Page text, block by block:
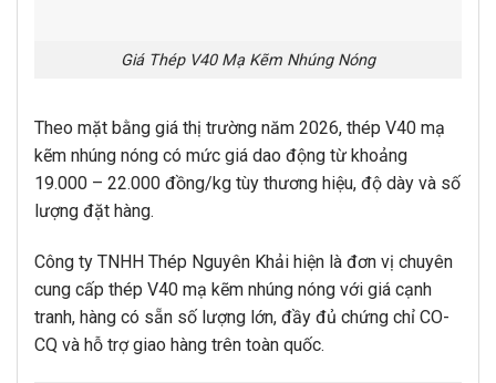
Giá Thép V40 Mạ Kẽm Nhúng Nóng
Theo mặt bằng giá thị trường năm 2026, thép V40 mạ
kẽm nhúng nóng có mức giá dao động từ khoảng
19.000 – 22.000 đồng/kg tùy thương hiệu, độ dày và số
lượng đặt hàng.
Công ty TNHH Thép Nguyên Khải hiện là đơn vị chuyên
cung cấp thép V40 mạ kẽm nhúng nóng với giá cạnh
tranh, hàng có sẵn số lượng lớn, đầy đủ chứng chỉ CO-
CQ và hỗ trợ giao hàng trên toàn quốc.